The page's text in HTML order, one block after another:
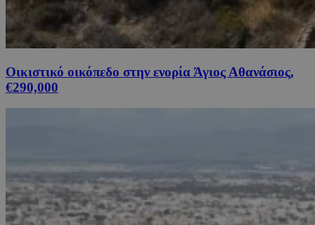
Οικιστικό οικόπεδο στην ενορία Άγιος Αθανάσιος,
€290,000